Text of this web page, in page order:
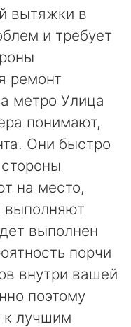
вытяжки в
и требует
ремонт
метро Улица
понимают,
Они быстро
на место,
выполняют
выполнен
порчи
внутри вашей
поэтому
к лучшим